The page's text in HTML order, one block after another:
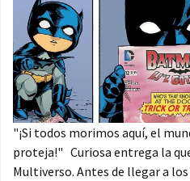
"¡Si todos morimos aquí, el
proteja!" Curiosa entrega la
Multiverso. Antes de llegar a